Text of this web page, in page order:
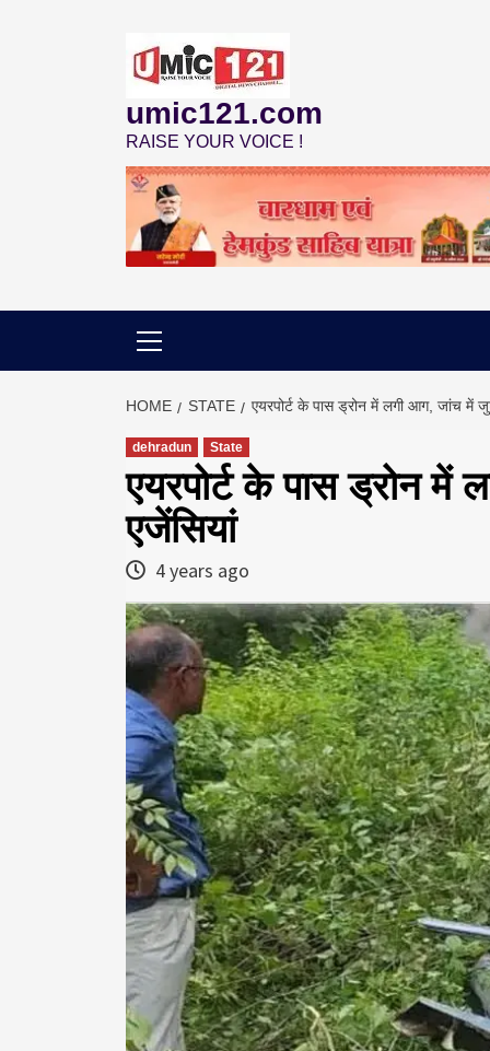
umic121.com
RAISE YOUR VOICE !
HOME STATE एयरपोर्ट के पास ड्रोन में लगी आग, जांच में
dehradun State
एयरपोर्ट के पास ड्रोन में
एजेंसियां
4 years ago